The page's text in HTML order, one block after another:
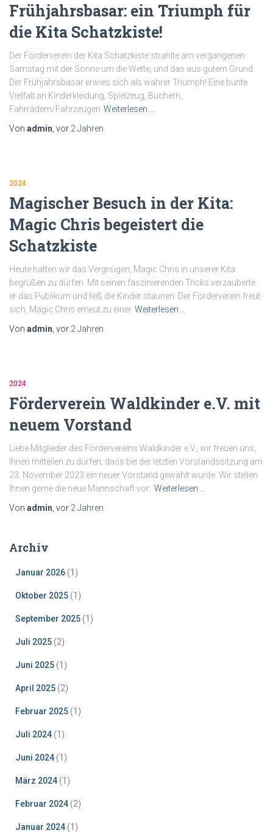
Frühjahrsbasar: ein Triumph für
die Kita Schatzkiste!
Der Förderverein der Kita Schatzkiste strahlte am vergangenen
Samstag mit der Sonne um die Wette, und das aus gutem Grund:
Der Frühjahrsbasar erwies sich als wahrer Triumph! Eine bunte
Vielfalt an Kinderkleidung, Spielzeug, Büchern,
Fahrrädern/Fahrzeugen Weiterlesen …
Von admin , vor 2 Jahren
2024
Magischer Besuch in der Kita:
Magic Chris begeistert die
Schatzkiste
Heute hatten wir das Vergnügen, Magic Chris in unserer Kita
begrüßen zu dürfen. Mit seinen faszinierenden Tricks verzauberte
er das Publikum und ließ die Kinder staunen. Der Förderverein freut
sich, Magic Chris erneut zu einer Weiterlesen …
Von admin , vor 2 Jahren
2024
Förderverein Waldkinder e.V. mit
neuem Vorstand
Liebe Mitglieder des Fördervereins Waldkinder e.V., wir freuen uns,
Ihnen mitteilen zu dürfen, dass bei der letzten Vorstandssitzung am
23. November 2023 ein neuer Vorstand gewählt wurde. Wir stellen
Ihnen gerne die neue Mannschaft vor: Weiterlesen …
Von admin , vor 2 Jahren
Archiv
Januar 2026 (1)
Oktober 2025 (1)
September 2025 (1)
Juli 2025 (2)
Juni 2025 (1)
April 2025 (2)
Februar 2025 (1)
Juli 2024 (1)
Juni 2024 (1)
März 2024 (1)
Februar 2024 (2)
Januar 2024 (1)